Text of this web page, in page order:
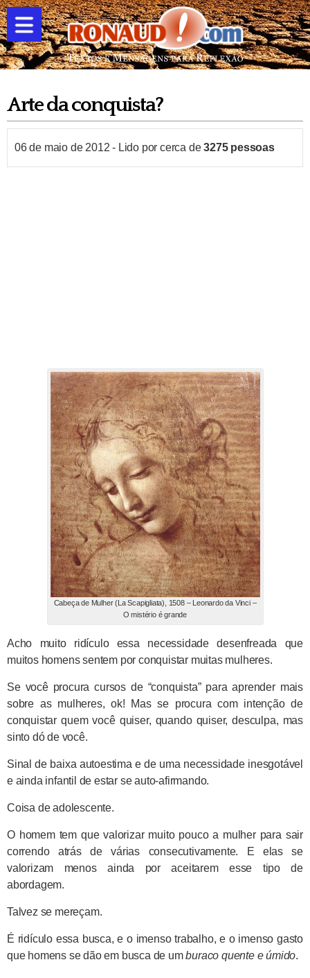
Arte da conquista?
06 de maio de 2012 - Lido por cerca de3275pessoas
Cabeça de Mulher (La Scapigliata), 1508 – Leonardo da Vinci –
O mistério é grande
Acho muito ridículo essa necessidade desenfreada que
muitos homens sentem por conquistar muitas mulheres.
Se você procura cursos de “conquista” para aprender mais
sobre as mulheres, ok! Mas se procura com intenção de
conquistar quem você quiser, quando quiser, desculpa, mas
sinto dó de você.
Sinal de baixa autoestima e de uma necessidade inesgotável
e ainda infantil de estar se auto-afirmando.
Coisa de adolescente.
O homem tem que valorizar muito pouco a mulher para sair
correndo atrás de várias consecutivamente. E elas se
valorizam menos ainda por aceitarem esse tipo de
abordagem.
Talvez se mereçam.
É ridículo essa busca, e o imenso trabalho, e o imenso gasto
que homens se dão em busca de umburaco quente e úmido.